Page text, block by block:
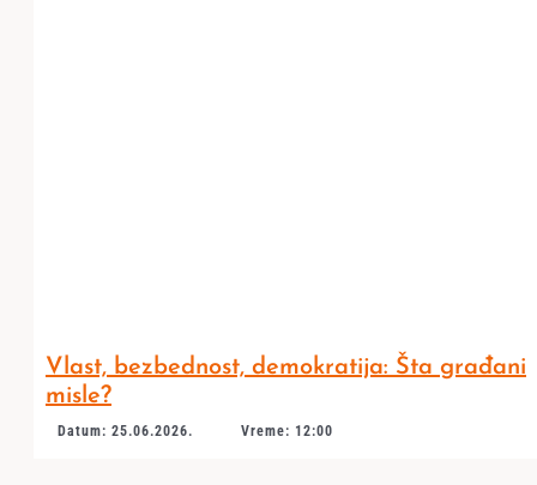
Vlast, bezbednost, demokratija: Šta građani
misle?
Datum: 25.06.2026. Vreme: 12:00